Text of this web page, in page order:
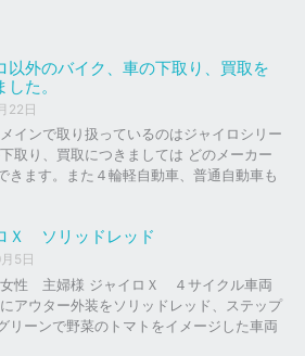
以外のバイク、車の下取り、買取を
た。
22日
インで取り扱っているのはジャイロシリー
取り、買取につきましては どのメーカー
きます。また４輪軽自動車、普通自動車も
Ｘ ソリッドレッド
5日
性 主婦様 ジャイロＸ ４サイクル車両
アウター外装をソリッドレッド、ステップ
リーンで野菜のトマトをイメージした車両